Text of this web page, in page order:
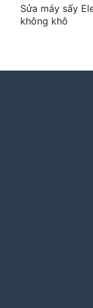
Sửa máy sấy
không khô